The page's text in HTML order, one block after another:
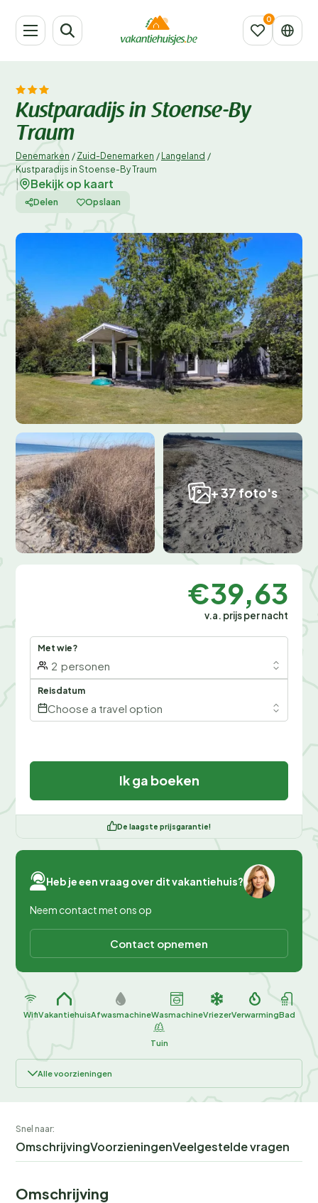
Kustparadijs in Stoense-By
Traum
Denemarken / Zuid-Denemarken / Langeland /
Kustparadijs in Stoense-By Traum
Bekijk op kaart
Delen Opslaan
+ 37 foto's
€39,63
v.a. prijs per nacht
Met wie?
2 personen
Reisdatum
Choose a travel option
Ik ga boeken
De laagste prijsgarantie!
Heb je een vraag over dit vakantiehuis?
Neem contact met ons op
Contact opnemen
WifiVakantiehuisAfwasmachineWasmachineVriezerVerwarmingBad
Tuin
Alle voorzieningen
Snel naar:
OmschrijvingVoorzieningenVeelgestelde vragen
Omschrijving